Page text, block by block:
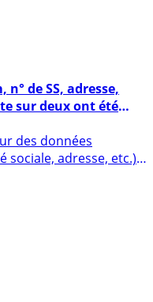
sur deux ont été
adresse, etc.)